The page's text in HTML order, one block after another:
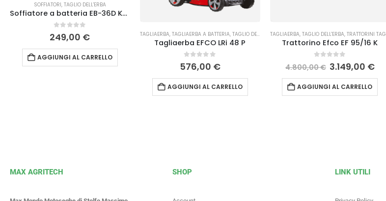
SOFFIATORI, TAGLIO DELL'ERBA
Soffiatore a batteria EB-36D Kasei
Su 5
249,00 €
AGGIUNGI AL CARRELLO
TAGLIAERBA, TAGLIAERBA A BATTERIA, TAGLIO DELL'ERBA
Tagliaerba EFCO LRi 48 P
0Su 5
576,00 €
AGGIUNGI AL CARRELLO
TAGLIAERBA, TAGLIO DELL'ERBA, TRATTORINI TAGLIAERBA
Trattorino Efco EF 95/16 K
Su 5
4.800,00€ 3.149,00 €
AGGIUNGI AL CARRELLO
MAX AGRITECH SHOP LINK UTILI